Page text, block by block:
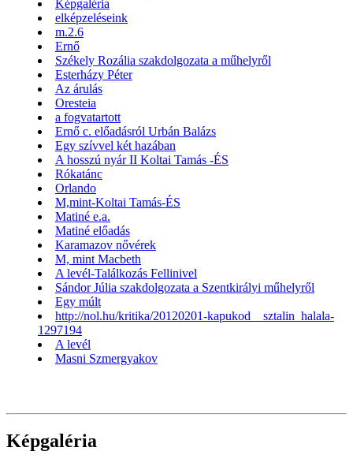
Képgaléria
elképzeléseink
m.2.6
Ernő
Székely Rozália szakdolgozata a műhelyről
Esterházy Péter
Az árulás
Oresteia
a fogvatartott
Ernő c. előadásról Urbán Balázs
Egy szívvel két hazában
A hosszú nyár II Koltai Tamás -ÉS
Rókatánc
Orlando
M,mint-Koltai Tamás-ÉS
Matiné e.a.
Matiné előadás
Karamazov nővérek
M, mint Macbeth
A levél-Találkozás Fellinivel
Sándor Júlia szakdolgozata a Szentkirályi műhelyről
Egy múlt
http://nol.hu/kritika/20120201-kapukod__sztalin_halala-
1297194
A levél
Masni Szmergyakov
Képgaléria